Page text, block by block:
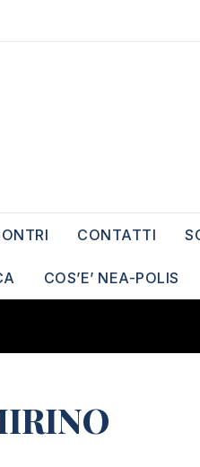
CONTATTI
COS’E’ NEA-POLIS